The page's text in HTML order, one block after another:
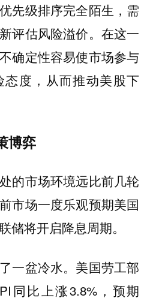
先级排序完全陌生，需
评估风险溢价。 在这一
确定性容易使市场参与
度，从而推动美股下
博弈
的市场环境远比前几轮
市场一度乐观预期美国
储将开启降息周期。
一盆冷水。美国劳工部
同比上涨3.8%，预期